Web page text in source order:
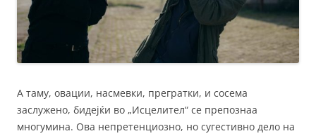
А таму, овации, насмевки, прегратки, и сосема
заслужено, бидејќи во „Исцелител“ се препознаа
многумина. Ова непретенциозно, но сугестивно дело на